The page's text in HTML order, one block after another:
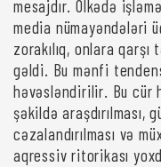
mesajdır. Ölkədə
media nümayəndələri
zorakılıq, onlara
gəldi. Bu mənfi
həvəsləndirilir. Bu cür
şəkildə araşdırılması,
cəzalandırılması və
aqressiv ritorikası